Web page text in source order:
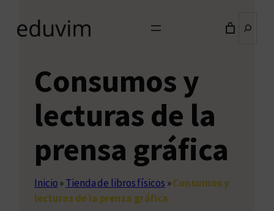
Consumos y
lecturas de la
prensa gráfica
Inicio»Tienda de libros físicos »Consumos y
lecturas de la prensa gráfica